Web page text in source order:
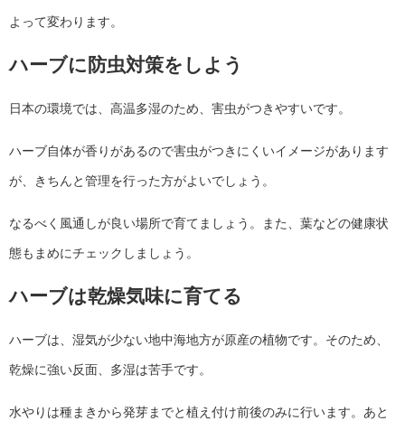
よって変わります。
ハーブに防虫対策をしよう
日本の環境では、高温多湿のため、害虫がつきやすいです。
ハーブ自体が香りがあるので害虫がつきにくいイメージがあります
が、きちんと管理を行った方がよいでしょう。
なるべく風通しが良い場所で育てましょう。また、葉などの健康状
態もまめにチェックしましょう。
ハーブは乾燥気味に育てる
ハーブは、湿気が少ない地中海地方が原産の植物です。そのため、
乾燥に強い反面、多湿は苦手です。
水やりは種まきから発芽までと植え付け前後のみに行います。あと